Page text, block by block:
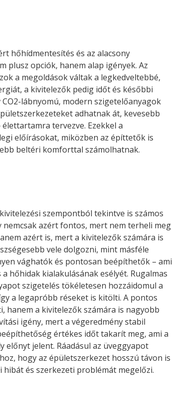
hőhídmentesítés és az alacsony
plusz opciók, hanem alap igények. Az
a megoldások váltak a legkedveltebbé,
a kivitelezők pedig időt és későbbi
lábnyomú, modern szigetelőanyagok
adhatnak át, kevesebb
tervezve. Ezekkel a
előírásokat, miközben az építtetők is
beltéri komforttal számolhatnak.
szempontból tekintve is számos
nemcsak azért fontos, mert nem terheli meg
azért is, mert a kivitelezők számára is
vele dolgozni, mint másféle
vághatók és pontosan beépíthetők – ami
hőhidak kialakulásának esélyét. Rugalmas
szigetelés tökéletesen hozzáidomul a
a legapróbb réseket is kitölti. A pontos
hanem a kivitelezők számára is nagyobb
igény, mert a végeredmény stabil
értékes időt takarít meg, ami a
jelent. Ráadásul az üveggyapot
hogy az épületszerkezet hosszú távon is
és szerkezeti problémát megelőzi.